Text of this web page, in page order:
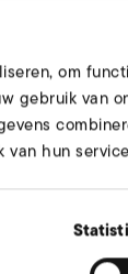
om
gebruik van
van hun